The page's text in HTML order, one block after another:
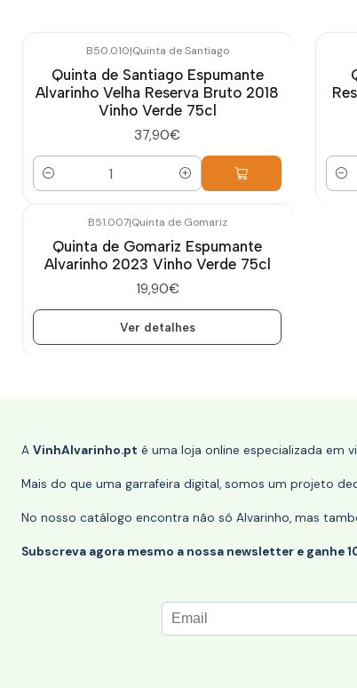
B50.010|Quinta de Santiago
Quinta de Santiago Espumante
Alvarinho Velha Reserva Bruto 2018
Vinho Verde 75cl
37,90€
Quantidade
B51.007|Quinta de Gomariz
Quinta de Gomariz Espumante
Alvarinho 2023 Vinho Verde 75cl
19,90€
Ver detalhes
A VinhAlvarinho.pt é uma loja online especializada em
Mais do que uma garrafeira digital, somos um projeto
No nosso catálogo encontra não só Alvarinho, mas
Subscreva agora mesmo a nossa newsletter e ganhe